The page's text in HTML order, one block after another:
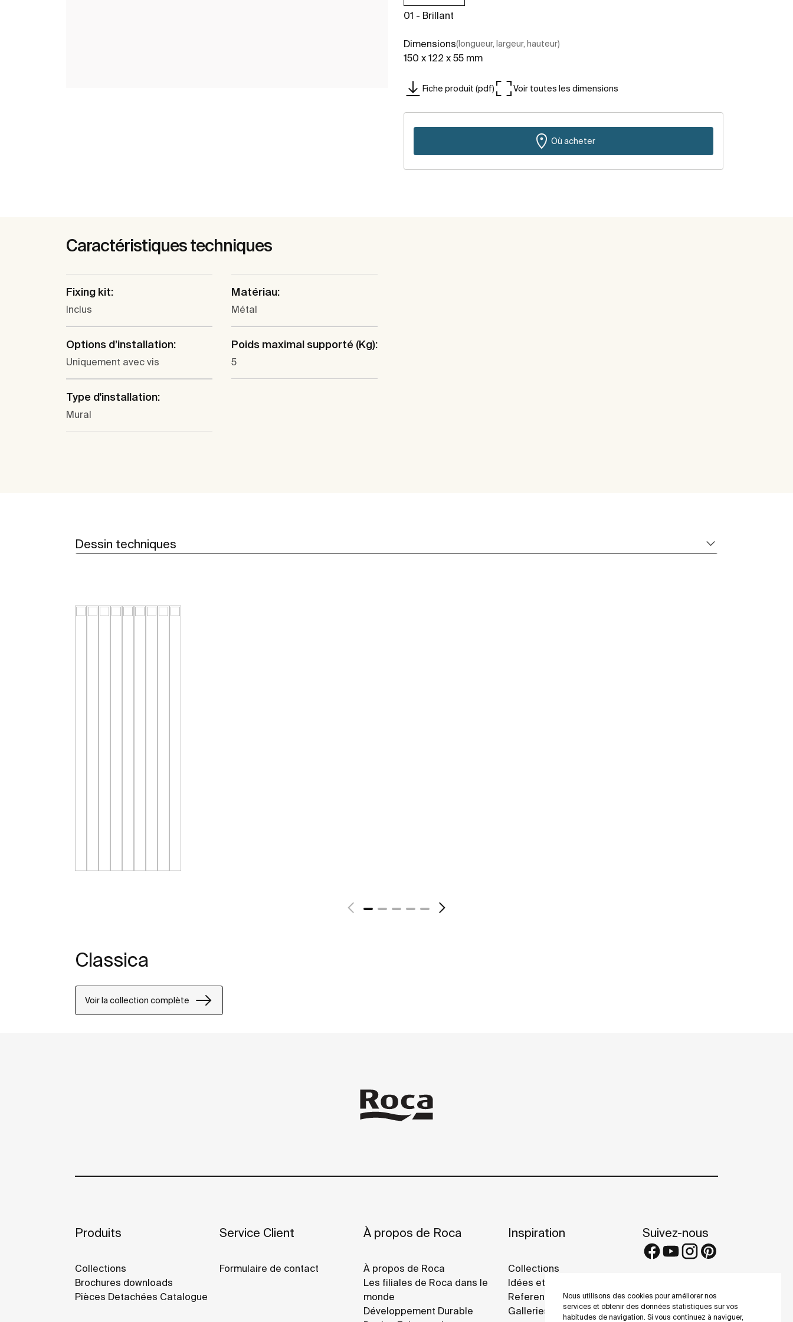
Nous utilisons des cookies pour améliorer nos
services et obtenir des données statistiques sur vos
habitudes de navigation. Si vous continuez à naviguer,
01 - Brillant
Dimensions(longueur, largeur, hauteur)
150 x 122 x 55 mm
Fiche produit (pdf) Voir toutes les dimensions
Où acheter
Caractéristiques techniques
Fixing kit:
Inclus
Matériau:
Métal
Options d’installation:
Uniquement avec vis
Poids maximal supporté (Kg):
5
Type d'installation:
Mural
Dessin techniques
Classica
Voir la collection complète
Produits
Collections
Brochures downloads
Pièces Detachées Catalogue
Service Client
Formulaire de contact
À propos de Roca
À propos de Roca
Les filiales de Roca dans le
monde
Développement Durable
Inspiration
Collections
Idées et conseils
Reference projects
Galleries
Suivez-nous